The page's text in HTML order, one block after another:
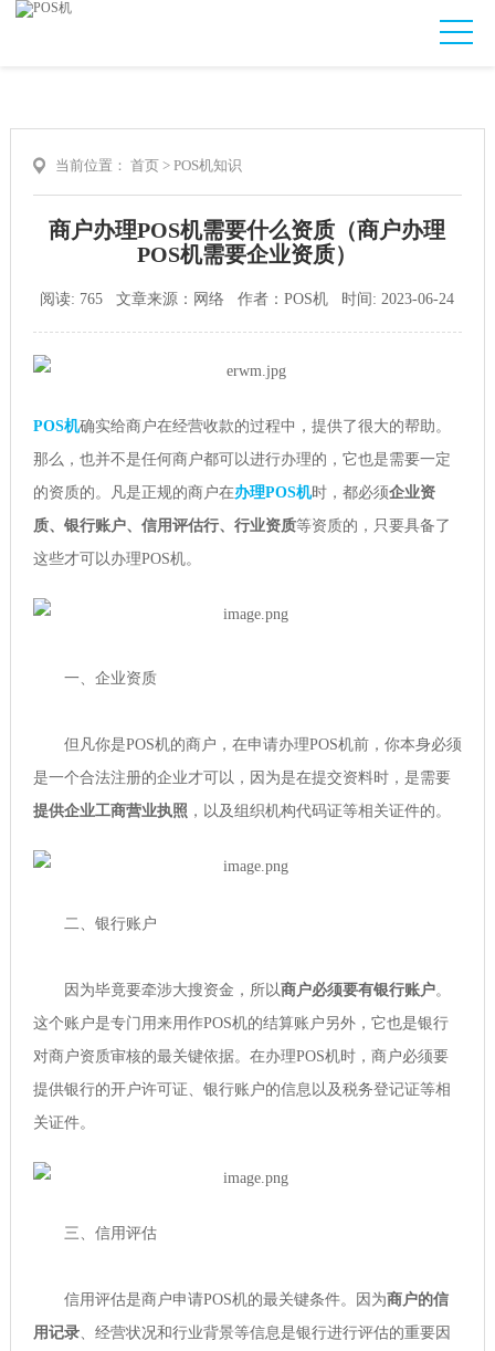
当前位置： 首页> POS机知识
商户办理POS机需要什么资质（商户办理
POS机需要企业资质）
阅读: 765 文章来源：网络 作者：POS机 时间: 2023-06-24
POS机确实给商户在经营收款的过程中，提供了很大的帮助。
那么，也并不是任何商户都可以进行办理的，它也是需要一定
的资质的。凡是正规的商户在办理POS机时，都必须企业资
质、银行账户、信用评估行、行业资质等资质的，只要具备了
这些才可以办理POS机。
一、企业资质
但凡你是POS机的商户，在申请办理POS机前，你本身必须
是一个合法注册的企业才可以，因为是在提交资料时，是需要
提供企业工商营业执照 ，以及组织机构代码证等相关证件的。
二、银行账户
因为毕竟要牵涉大搜资金，所以商户必须要有银行账户。
这个账户是专门用来用作POS机的结算账户另外，它也是银行
对商户资质审核的最关键依据。在办理POS机时，商户必须要
提供银行的开户许可证、银行账户的信息以及税务登记证等相
关证件。
三、信用评估
信用评估是商户申请POS机的最关键条件。因为商户的信
用记录、经营状况和行业背景等信息是银行进行评估的重要因